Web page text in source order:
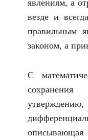
явлениям, а
везде и
правильным
законом, а
С